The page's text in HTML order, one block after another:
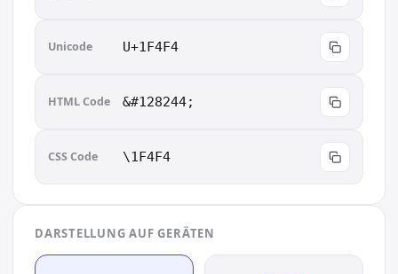
Unicode U+1F4F4
HTML Code &#128244;
CSS Code \1F4F4
DARSTELLUNG AUF GERÄTEN